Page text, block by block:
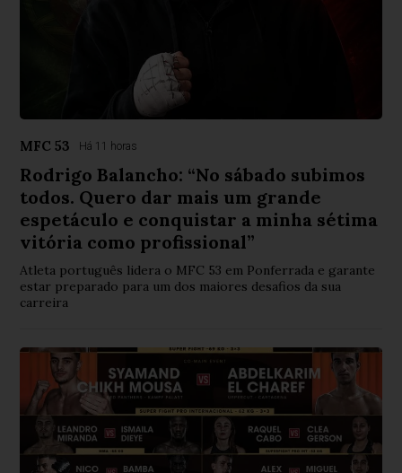
MFC 53 Há 11 horas
Rodrigo Balancho: “No sábado subimos
todos. Quero dar mais um grande
espetáculo e conquistar a minha sétima
vitória como profissional”
Atleta português lidera o MFC 53 em Ponferrada e garante
estar preparado para um dos maiores desafios da sua
carreira